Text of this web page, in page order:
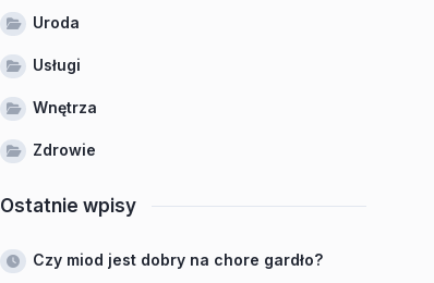
Uroda
Usługi
Wnętrza
Zdrowie
Ostatnie wpisy
Czy miod jest dobry na chore gardło?